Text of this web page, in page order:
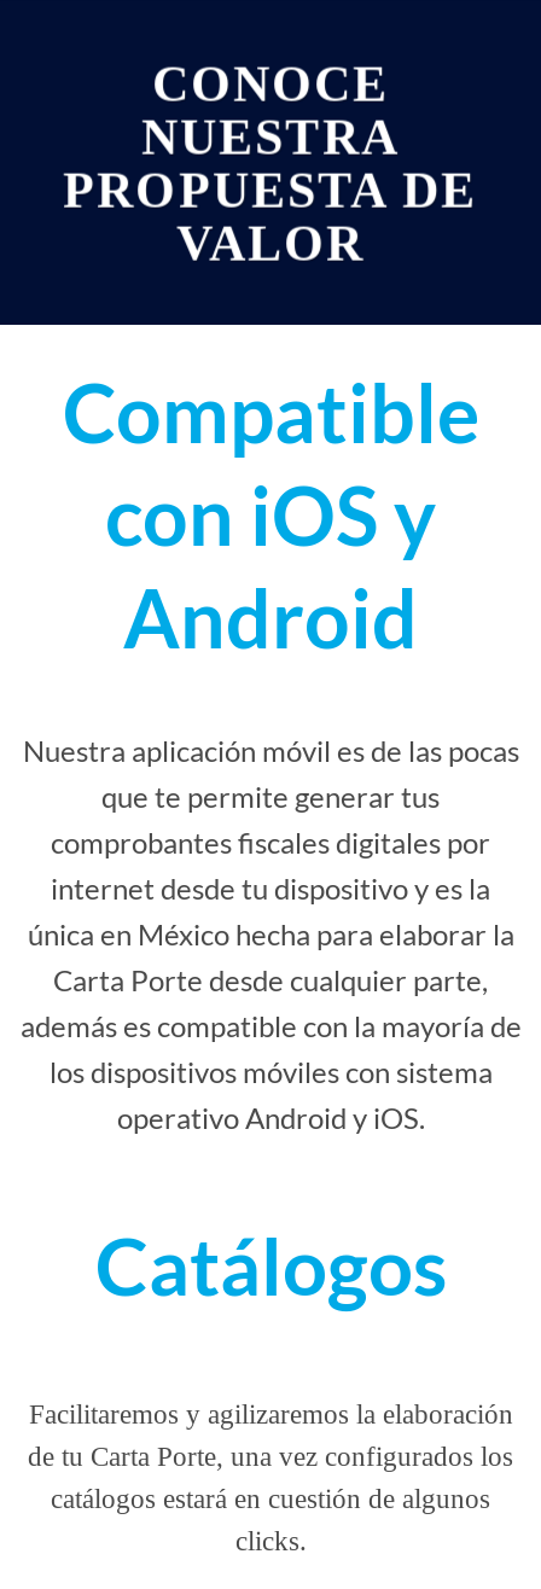
CONOCE
NUESTRA
PROPUESTA DE
VALOR
Compatible
con iOS y
Android
Nuestra aplicación móvil es de las pocas
que te permite generar tus
comprobantes fiscales digitales por
internet desde tu dispositivo y es la
única en México hecha para elaborar la
Carta Porte desde cualquier parte,
además es compatible con la mayoría de
los dispositivos móviles con sistema
operativo Android y iOS.
Catálogos
Facilitaremos y agilizaremos la elaboración
de tu Carta Porte, una vez configurados los
catálogos estará en cuestión de algunos
clicks.